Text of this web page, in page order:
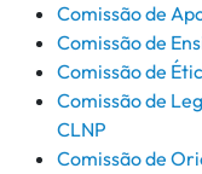
Comissão de
Comissão de
Comissão de
Comissão de
CLNP
Comissão de